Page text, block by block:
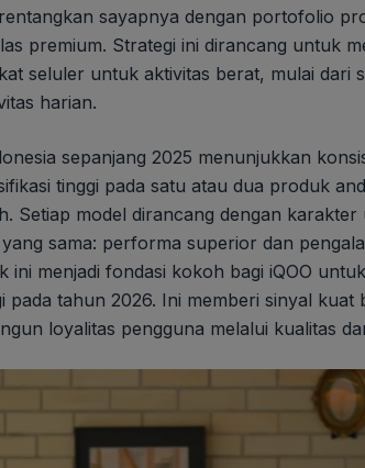
sayapnya dengan portofolio
premium. Strategi ini dirancang untuk
seluler untuk aktivitas berat, mulai dari
harian.
sepanjang 2025 menunjukkan
tinggi pada satu atau dua produk
Setiap model dirancang dengan
sama: performa superior dan
ini menjadi fondasi kokoh bagi iQOO
tahun 2026. Ini memberi sinyal kuat
loyalitas pengguna melalui kualitas